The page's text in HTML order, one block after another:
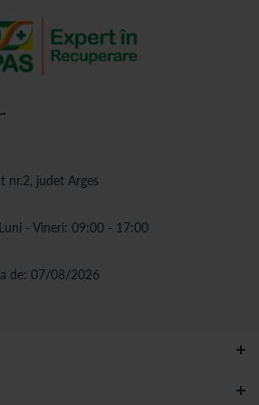
nr.2, judet Arges
Luni - Vineri: 09:00 - 17:00
de: 07/08/2026